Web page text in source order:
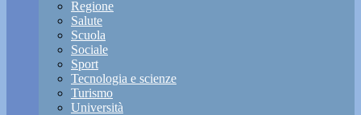
Regione
Salute
Scuola
Sociale
Sport
Tecnologia e scienze
Turismo
Università